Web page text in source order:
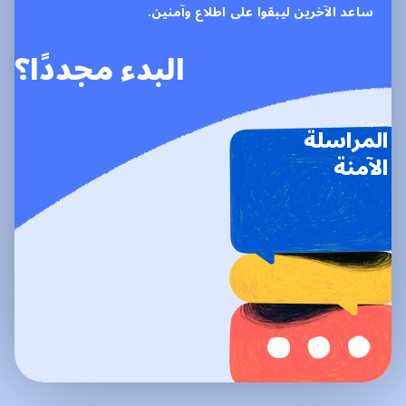
ساعد الآخرين ليبقوا على اطلاع وآمنين.
البدء مجددًا؟
المراسلة
الآمنة
المستوى 1